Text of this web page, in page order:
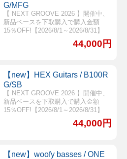
G/MFG
【 NEXT GROOVE 2026 】開催中、
新品ベースを下取購入で購入金額
15％OFF!【2026/8/1～2026/8/31】
44,000円
【new】HEX Guitars / B100R
G/SB
【 NEXT GROOVE 2026 】開催中、
新品ベースを下取購入で購入金額
15％OFF!【2026/8/1～2026/8/31】
44,000円
【new】woofy basses / ONE